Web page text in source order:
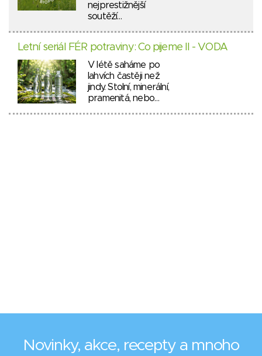
nejprestižnější
soutěží…
Letní seriál FÉR potraviny: Co pijeme II - VODA
V létě saháme po
lahvích častěji než
jindy. Stolní, minerální,
pramenitá, nebo…
Novinky, akce, recepty a mnoho